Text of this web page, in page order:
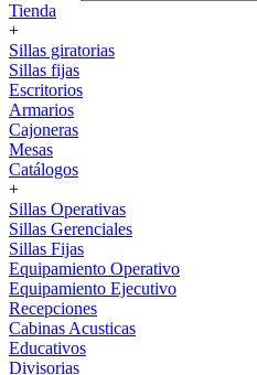
Tienda
+
Sillas giratorias
Sillas fijas
Escritorios
Armarios
Cajoneras
Mesas
Catálogos
+
Sillas Operativas
Sillas Gerenciales
Sillas Fijas
Equipamiento Operativo
Equipamiento Ejecutivo
Recepciones
Cabinas Acusticas
Educativos
Divisorias